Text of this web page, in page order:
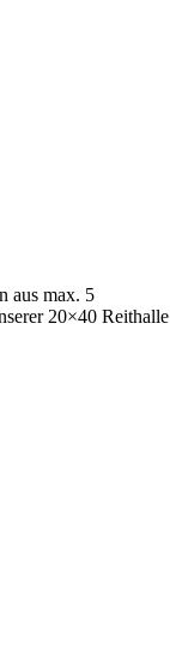
aus max. 5
20×40 Reithalle